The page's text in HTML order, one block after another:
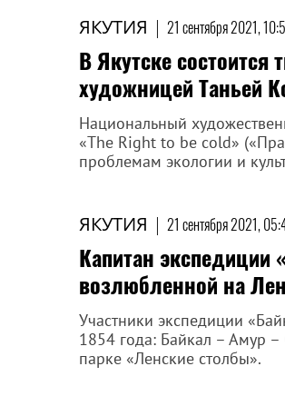
ЯКУТИЯ | 21 сентября 2021,
В Якутске состоится
художницей Таньей
Национальный
«The Right to be cold»
проблемам экологии и
ЯКУТИЯ | 21 сентября 2021,
Капитан
возлюбленной на
Участники экспедиции
1854 года: Байкал – Амур
парке «Ленские столбы».